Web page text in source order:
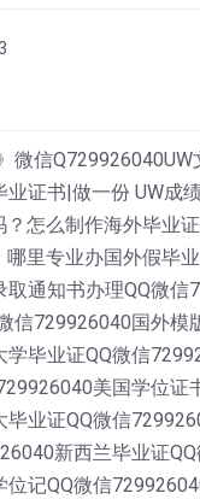
微信Q729926040UW
业证书|做一份 UW成
怎么制作海外毕业
里专业办国外假毕
取通知书办理QQ微信
信729926040国外模
学毕业证QQ微信
美国学位证
毕业证QQ微信
新西兰毕业证
位记QQ微信